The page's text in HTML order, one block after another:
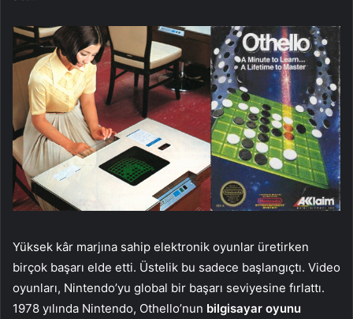
Yüksek kâr marjına sahip elektronik oyunlar üretirken
birçok başarı elde etti. Üstelik bu sadece başlangıçtı. Video
oyunları, Nintendo’yu global bir başarı seviyesine fırlattı.
1978 yılında Nintendo, Othello’nun bilgisayar oyunu